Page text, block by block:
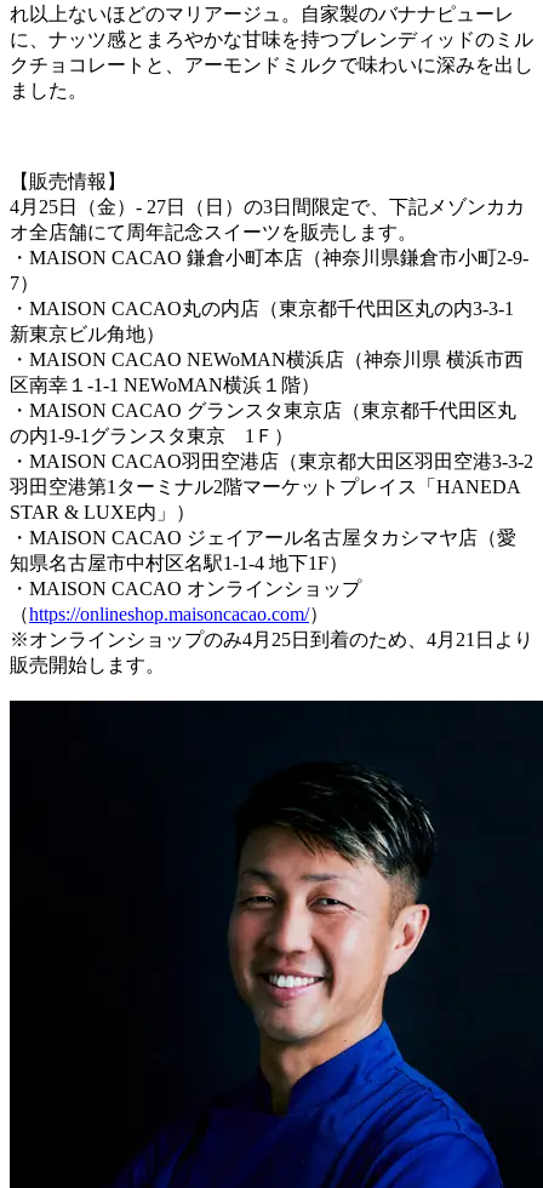
れ以上ないほどのマリアージュ。自家製のバナナピューレ
に、ナッツ感とまろやかな甘味を持つブレンディッドのミル
クチョコレートと、アーモンドミルクで味わいに深みを出し
ました。
【販売情報】
4月25日（金）- 27日（日）の3日間限定で、下記メゾンカカ
オ全店舗にて周年記念スイーツを販売します。
・MAISON CACAO 鎌倉小町本店（神奈川県鎌倉市小町2-9-
7）
・MAISON CACAO丸の内店（東京都千代田区丸の内3-3-1
新東京ビル角地）
・MAISON CACAO NEWoMAN横浜店（神奈川県 横浜市西
区南幸１-1-1 NEWoMAN横浜１階）
・MAISON CACAO グランスタ東京店（東京都千代田区丸
の内1-9-1グランスタ東京 1Ｆ）
・MAISON CACAO羽田空港店（東京都大田区羽田空港3-3-2
羽田空港第1ターミナル2階マーケットプレイス「HANEDA
STAR & LUXE内」）
・MAISON CACAO ジェイアール名古屋タカシマヤ店（愛
知県名古屋市中村区名駅1-1-4 地下1F）
・MAISON CACAO オンラインショップ
（https://onlineshop.maisoncacao.com/）
※オンラインショップのみ4月25日到着のため、4月21日より
販売開始します。